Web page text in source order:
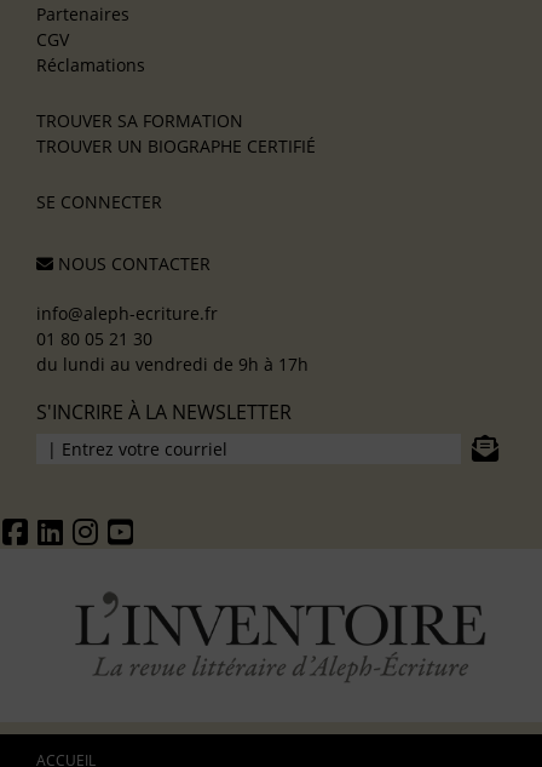
Partenaires
CGV
Réclamations
TROUVER SA FORMATION
TROUVER UN BIOGRAPHE CERTIFIÉ
SE CONNECTER
NOUS CONTACTER
info@aleph-ecriture.fr
01 80 05 21 30
du lundi au vendredi de 9h à 17h
S'INCRIRE À LA NEWSLETTER
ACCUEIL